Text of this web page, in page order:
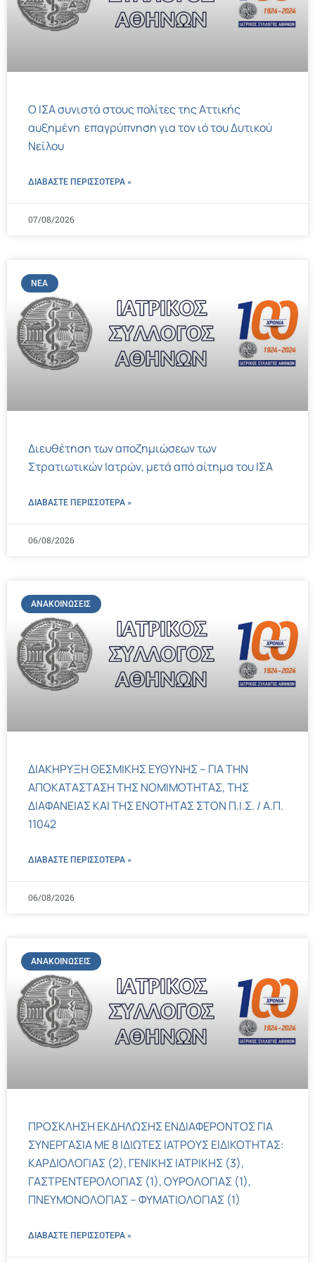
Ο ΙΣΑ συνιστά στους πολίτες της Αττικής
αυξημένη επαγρύπνηση για τον ιό του Δυτικού
Νείλου
ΔΙΑΒΑΣΤΕ ΠΕΡΙΣΣΌΤΕΡΑ »
07/08/2026
ΝΈΑ
Διευθέτηση των αποζημιώσεων των
Στρατιωτικών Ιατρών, μετά από αίτημα του ΙΣΑ
ΔΙΑΒΑΣΤΕ ΠΕΡΙΣΣΌΤΕΡΑ »
06/08/2026
ΑΝΑΚΟΙΝΏΣΕΙΣ
ΔΙΑΚΗΡΥΞΗ ΘΕΣΜΙΚΗΣ ΕΥΘΥΝΗΣ – ΓΙΑ ΤΗΝ
ΑΠΟΚΑΤΑΣΤΑΣΗ ΤΗΣ ΝΟΜΙΜΟΤΗΤΑΣ, ΤΗΣ
ΔΙΑΦΑΝΕΙΑΣ ΚΑΙ ΤΗΣ ΕΝΟΤΗΤΑΣ ΣΤΟΝ Π.Ι.Σ. / Α.Π.
11042
ΔΙΑΒΑΣΤΕ ΠΕΡΙΣΣΌΤΕΡΑ »
06/08/2026
ΑΝΑΚΟΙΝΏΣΕΙΣ
ΠΡΟΣΚΛΗΣΗ ΕΚΔΗΛΩΣΗΣ ΕΝΔΙΑΦΕΡΟΝΤΟΣ ΓΙΑ
ΣΥΝΕΡΓΑΣΙΑ ΜΕ 8 ΙΔΙΩΤΕΣ ΙΑΤΡΟΥΣ ΕΙΔΙΚΟΤΗΤΑΣ:
ΚΑΡΔΙΟΛΟΓΙΑΣ (2), ΓΕΝΙΚΗΣ ΙΑΤΡΙΚΗΣ (3),
ΓΑΣΤΡΕΝΤΕΡΟΛΟΓΙΑΣ (1), ΟΥΡΟΛΟΓΙΑΣ (1),
ΠΝΕΥΜΟΝΟΛΟΓΙΑΣ – ΦΥΜΑΤΙΟΛΟΓΙΑΣ (1)
ΔΙΑΒΑΣΤΕ ΠΕΡΙΣΣΌΤΕΡΑ »